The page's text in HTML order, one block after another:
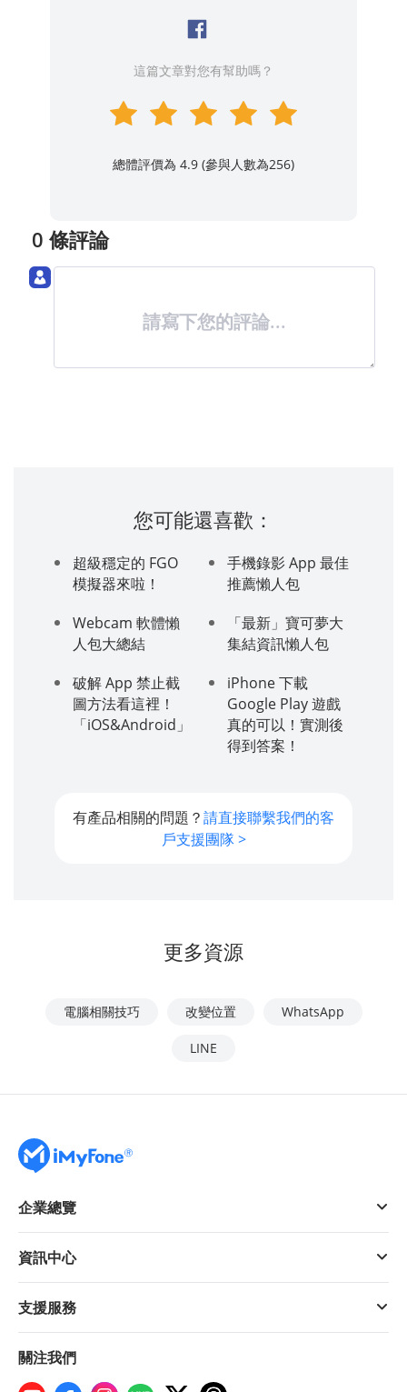
這篇文章對您有幫助嗎？
總體評價為 4.9 (參與人數為256)
0 條評論
請寫下您的評論...
您可能還喜歡：
超級穩定的 FGO
模擬器來啦！
Webcam 軟體懶
人包大總結
破解 App 禁止截
圖方法看這裡！
「iOS&Android」
手機錄影 App 最佳
推薦懶人包
「最新」寶可夢大
集結資訊懶人包
iPhone 下載
Google Play 遊戲
真的可以！實測後
得到答案！
有產品相關的問題？請直接聯繫我們的客
戶支援團隊 >
更多資源
電腦相關技巧 改變位置 WhatsApp
LINE
企業總覽
資訊中心
支援服務
關注我們